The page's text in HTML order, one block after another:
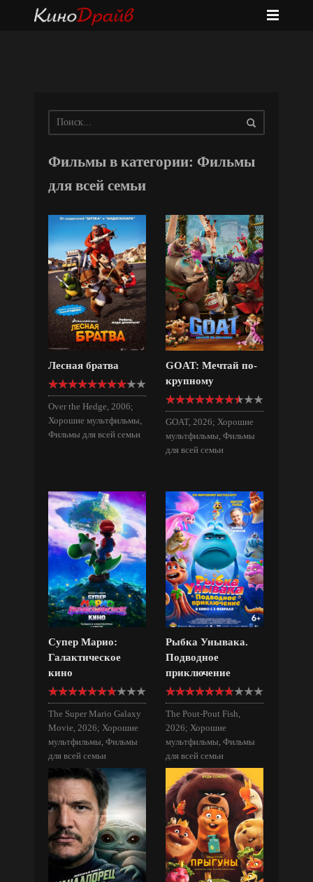
Фильмы в категории: Фильмы
для всей семьи
Лесная братва
Over the Hedge, 2006;
Хорошие мультфильмы,
Фильмы для всей семьи
GOAT: Мечтай по-
крупному
GOAT, 2026; Хорошие
мультфильмы, Фильмы
для всей семьи
Супер Марио:
Галактическое
кино
The Super Mario Galaxy
Movie, 2026; Хорошие
мультфильмы, Фильмы
для всей семьи
Рыбка Унывака.
Подводное
приключение
The Pout-Pout Fish,
2026; Хорошие
мультфильмы, Фильмы
для всей семьи